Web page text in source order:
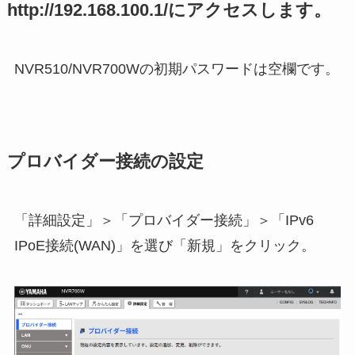
http://192.168.100.1/にアクセスします。
NVR510/NVR700Wの初期パスワードは空欄です。
プロバイダー接続の設定
「詳細設定」＞「プロバイダー接続」＞「IPv6
IPoE接続(WAN)」を選び「新規」をクリック。